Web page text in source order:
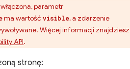
parametr
ma wartość visible, a zdarzenie
Więcej informacji znajdziesz
API.
stronę: